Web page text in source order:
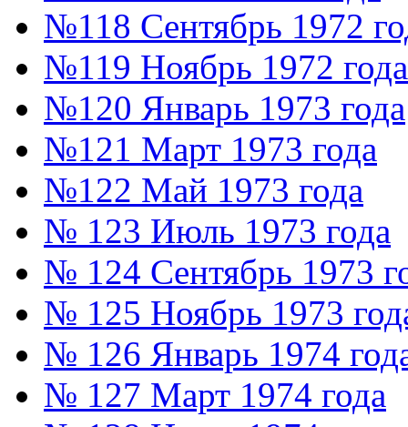
№118 Сентябрь 1972
№119 Ноябрь 1972 года
№120 Январь 1973 года
№121 Март 1973 года
№122 Май 1973 года
№ 123 Июль 1973 года
№ 124 Сентябрь 1973
№ 125 Ноябрь 1973
№ 126 Январь 1974
№ 127 Март 1974 года